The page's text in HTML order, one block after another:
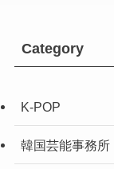
Category
K-POP
韓国芸能事務所